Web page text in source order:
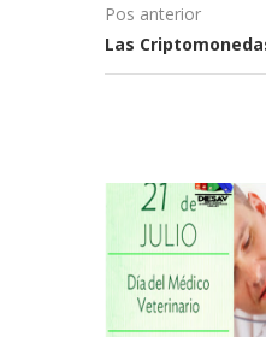
Pos anterior
Las